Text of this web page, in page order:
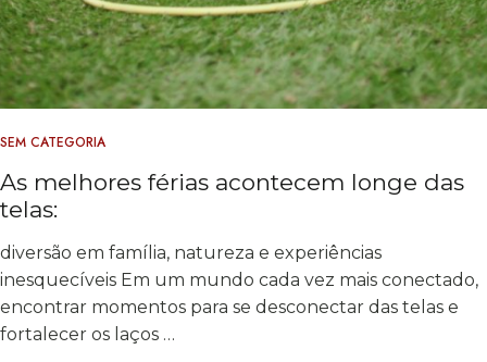
SEM CATEGORIA
As melhores férias acontecem longe das
telas:
diversão em família, natureza e experiências
inesquecíveis Em um mundo cada vez mais conectado,
encontrar momentos para se desconectar das telas e
fortalecer os laços …